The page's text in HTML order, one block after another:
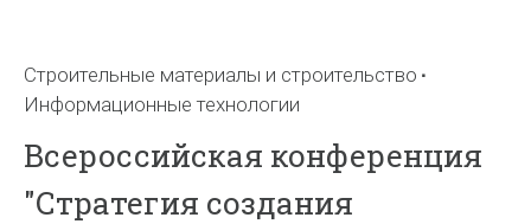
Строительные материалы и строительство
Информационные технологии
Всероссийская конференция
"Стратегия создания